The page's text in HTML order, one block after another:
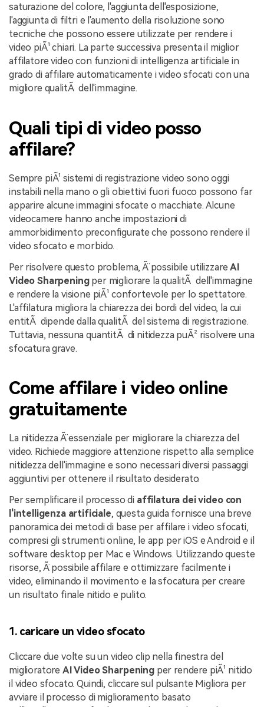
saturazione del colore, l'aggiunta dell'esposizione,
l'aggiunta di filtri e l'aumento della risoluzione sono
tecniche che possono essere utilizzate per rendere i
video piÃ¹ chiari. La parte successiva presenta il miglior
affilatore video con funzioni di intelligenza artificiale in
grado di affilare automaticamente i video sfocati con una
migliore qualitÃ dell'immagine.
Quali tipi di video posso
affilare?
Sempre piÃ¹ sistemi di registrazione video sono oggi
instabili nella mano o gli obiettivi fuori fuoco possono far
apparire alcune immagini sfocate o macchiate. Alcune
videocamere hanno anche impostazioni di
ammorbidimento preconfigurate che possono rendere il
video sfocato e morbido.
Per risolvere questo problema, Ã¨ possibile utilizzareAI
Video Sharpeningper migliorare la qualitÃ dell'immagine
e rendere la visione piÃ¹ confortevole per lo spettatore.
L'affilatura migliora la chiarezza dei bordi del video, la cui
entitÃ dipende dalla qualitÃ del sistema di registrazione.
Tuttavia, nessuna quantitÃ di nitidezza puÃ² risolvere una
sfocatura grave.
Come affilare i video online
gratuitamente
La nitidezza Ã¨ essenziale per migliorare la chiarezza del
video. Richiede maggiore attenzione rispetto alla semplice
nitidezza dell'immagine e sono necessari diversi passaggi
aggiuntivi per ottenere il risultato desiderato.
Per semplificare il processo di affilatura dei video con
l'intelligenza artificiale, questa guida fornisce una breve
panoramica dei metodi di base per affilare i video sfocati,
compresi gli strumenti online, le app per iOS e Android e il
software desktop per Mac e Windows. Utilizzando queste
risorse, Ã¨ possibile affilare e ottimizzare facilmente i
video, eliminando il movimento e la sfocatura per creare
un risultato finale nitido e pulito.
1. caricare un video sfocato
Cliccare due volte su un video clip nella finestra del
miglioratore AI Video Sharpeningper rendere piÃ¹ nitido
il video sfocato. Quindi, cliccare sul pulsante Migliora per
avviare il processo di miglioramento basato